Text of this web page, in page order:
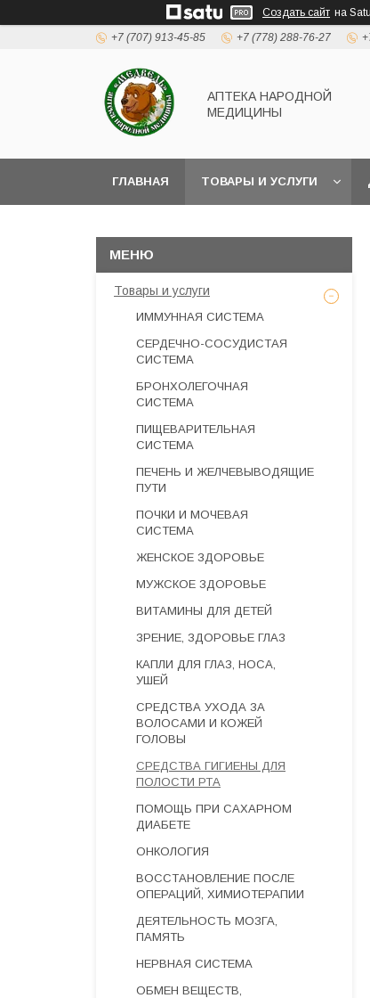
Создать сайт на
+7 (707) 913-45-85 +7 (778) 288-76-27
АПТЕКА НАРОДНОЙ
МЕДИЦИНЫ
ГЛАВНАЯ ТОВАРЫ И УСЛУГИ
Товары и услуги
ИММУННАЯ СИСТЕМА
СЕРДЕЧНО-СОСУДИСТАЯ
СИСТЕМА
БРОНХОЛЕГОЧНАЯ
СИСТЕМА
ПИЩЕВАРИТЕЛЬНАЯ
СИСТЕМА
ПЕЧЕНЬ И ЖЕЛЧЕВЫВОДЯЩИЕ
ПУТИ
ПОЧКИ И МОЧЕВАЯ
СИСТЕМА
ЖЕНСКОЕ ЗДОРОВЬЕ
МУЖСКОЕ ЗДОРОВЬЕ
ВИТАМИНЫ ДЛЯ ДЕТЕЙ
ЗРЕНИЕ, ЗДОРОВЬЕ ГЛАЗ
КАПЛИ ДЛЯ ГЛАЗ, НОСА,
УШЕЙ
СРЕДСТВА УХОДА ЗА
ВОЛОСАМИ И КОЖЕЙ
ГОЛОВЫ
СРЕДСТВА ГИГИЕНЫ ДЛЯ
ПОЛОСТИ РТА
ПОМОЩЬ ПРИ САХАРНОМ
ДИАБЕТЕ
ОНКОЛОГИЯ
ВОССТАНОВЛЕНИЕ ПОСЛЕ
ОПЕРАЦИЙ, ХИМИОТЕРАПИИ
ДЕЯТЕЛЬНОСТЬ МОЗГА,
ПАМЯТЬ
НЕРВНАЯ СИСТЕМА
ОБМЕН ВЕЩЕСТВ,